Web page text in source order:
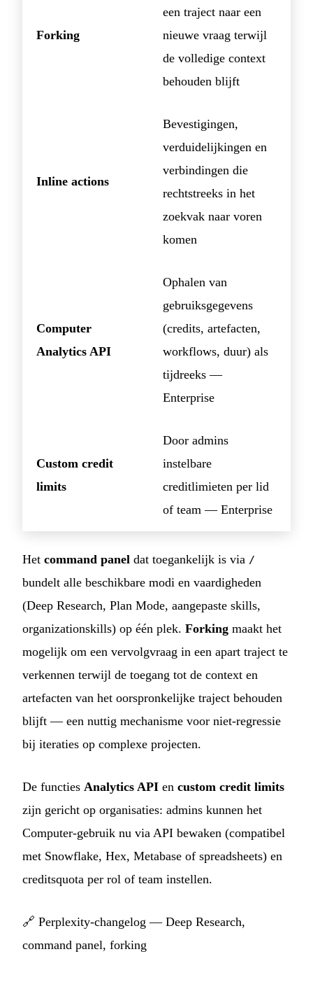
Forking
een traject naar een
nieuwe vraag terwijl
de volledige context
behouden blijft
Inline actions
Bevestigingen,
verduidelijkingen en
verbindingen die
rechtstreeks in het
zoekvak naar voren
komen
Computer
Analytics API
Ophalen van
gebruiksgegevens
(credits, artefacten,
workflows, duur) als
tijdreeks —
Enterprise
Custom credit
limits
Door admins
instelbare
creditlimieten per lid
of team — Enterprise
Het command panel dat toegankelijk is via /
bundelt alle beschikbare modi en vaardigheden
(Deep Research, Plan Mode, aangepaste skills,
organizationskills) op één plek. Forking maakt het
mogelijk om een vervolgvraag in een apart traject te
verkennen terwijl de toegang tot de context en
artefacten van het oorspronkelijke traject behouden
blijft — een nuttig mechanisme voor niet-regressie
bij iteraties op complexe projecten.
De functies Analytics API en custom credit limits
zijn gericht op organisaties: admins kunnen het
Computer-gebruik nu via API bewaken (compatibel
met Snowflake, Hex, Metabase of spreadsheets) en
creditsquota per rol of team instellen.
🔗 Perplexity-changelog — Deep Research,
command panel, forking